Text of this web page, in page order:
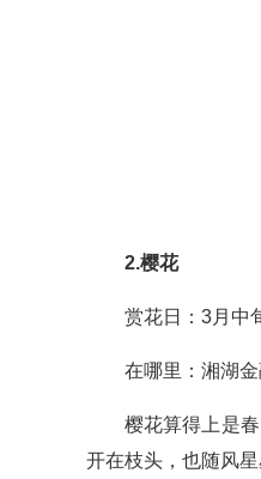
2.樱花
赏花日：3月中
在哪里：湘湖
樱花算得上是
开在枝头，也随风